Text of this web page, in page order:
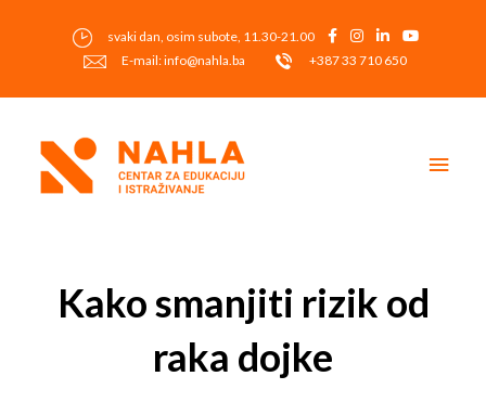
svaki dan, osim subote, 11.30-21.00
E-mail: info@nahla.ba
+387 33 710 650
Kako smanjiti rizik od
raka dojke